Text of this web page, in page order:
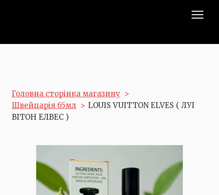
Головна сторінка магазину
Швейцарія 65мл
LOUIS VUITTON ELVES ( ЛУІ
ВІТОН ЕЛВЕС )